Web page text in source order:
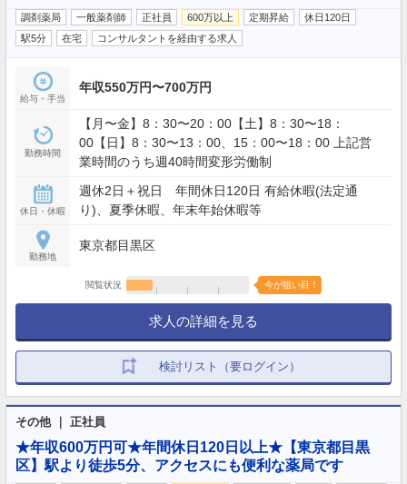
調剤薬局 一般薬剤師 正社員 600万以上 定期昇給
休日120日
駅5分
在宅 コンサルタントを経由する求人
給与・手当
年収550万円〜700万円
勤務時間
【月〜金】8：30〜20：00【土】8：30〜18：
00【日】8：30〜13：00、15：00〜18：00 上記営
業時間のうち週40時間変形労働制
休日・休暇
週休2日＋祝日 年間休日120日 有給休暇(法定通
り)、夏季休暇、年末年始休暇等
勤務地
東京都目黒区
閲覧状況 今が狙い目！
求人の詳細を見る
検討リスト（要ログイン）
その他 ｜ 正社員
★年収600万円可★年間休日120日以上★【東京都目黒
区】駅より徒歩5分、アクセスにも便利な薬局です